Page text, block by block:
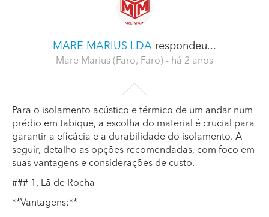
MARE MARIUS LDA respondeu...
Mare Marius (Faro, Faro) - há 2 anos
Para o isolamento acústico e térmico de um andar num
prédio em tabique, a escolha do material é crucial para
garantir a eficácia e a durabilidade do isolamento. A
seguir, detalho as opções recomendadas, com foco em
suas vantagens e considerações de custo.
### 1. Lã de Rocha
**Vantagens:**